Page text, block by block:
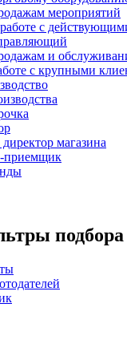
мероприятий
с
и
с крупными
магазина
приемщик
подбора